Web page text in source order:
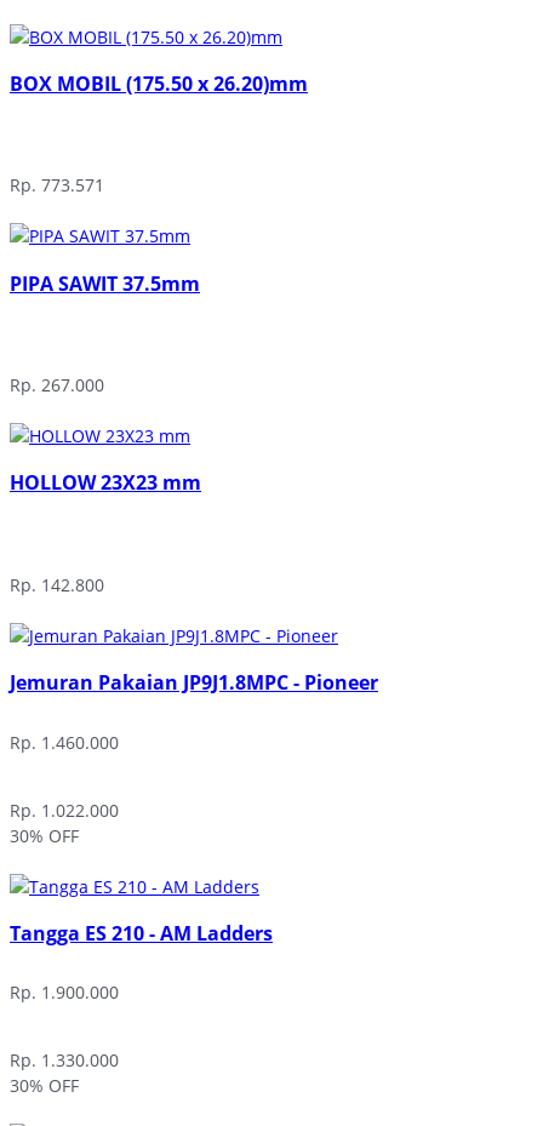
BOX MOBIL (175.50 x 26.20)mm
Rp. 773.571
PIPA SAWIT 37.5mm
Rp. 267.000
HOLLOW 23X23 mm
Rp. 142.800
Jemuran Pakaian JP9J1.8MPC - Pioneer
Rp. 1.460.000
Rp. 1.022.000
30% OFF
Tangga ES 210 - AM Ladders
Rp. 1.900.000
Rp. 1.330.000
30% OFF